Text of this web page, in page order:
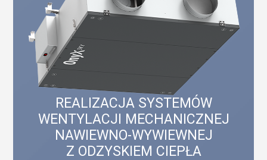
REALIZACJA SYSTEMÓW
WENTYLACJI MECHANICZNEJ
NAWIEWNO-WYWIEWNEJ
Z ODZYSKIEM CIEPŁA